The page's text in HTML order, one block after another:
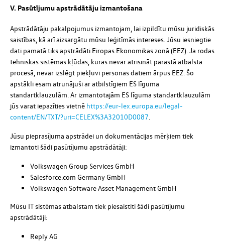
V. Pasūtījumu apstrādātāju izmantošana
Apstrādātāju pakalpojumus izmantojam, lai izpildītu mūsu juridiskās
saistības, kā arī aizsargātu mūsu leģitīmās intereses. Jūsu iesniegtie
dati pamatā tiks apstrādāti Eiropas Ekonomikas zonā (EEZ). Ja rodas
tehniskas sistēmas kļūdas, kuras nevar atrisināt parastā atbalsta
procesā, nevar izslēgt piekļuvi personas datiem ārpus EEZ. Šo
apstākli esam atrunājuši ar atbilstīgiem ES līguma
standartklauzulām. Ar izmantotajām ES līguma standartklauzulām
jūs varat iepazīties vietnē https://eur-lex.europa.eu/legal-
content/EN/TXT/?uri=CELEX%3A32010D0087
Jūsu pieprasījuma apstrādei un dokumentācijas mērķiem tiek
izmantoti šādi pasūtījumu apstrādātāji:
Volkswagen Group Services GmbH
Salesforce.com Germany GmbH
Volkswagen Software Asset Management GmbH
Mūsu IT sistēmas atbalstam tiek piesaistīti šādi pasūtījumu
apstrādātāji:
Reply AG